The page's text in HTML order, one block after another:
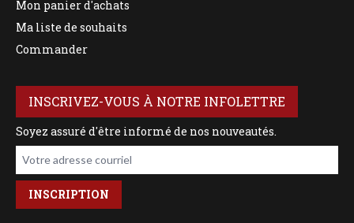
Mon panier d'achats
Ma liste de souhaits
Commander
INSCRIVEZ-VOUS À NOTRE INFOLETTRE
Soyez assuré d'être informé de nos nouveautés.
Votre adresse courriel